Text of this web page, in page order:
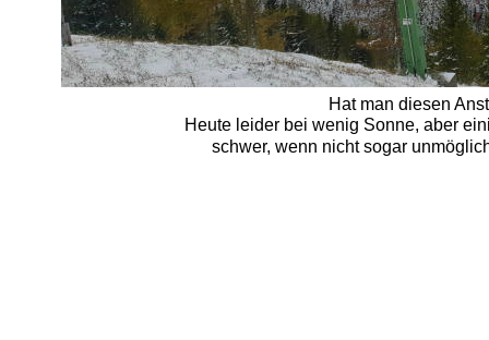
Hat man diesen
Heute leider bei wenig Sonne, aber
schwer, wenn nicht sogar